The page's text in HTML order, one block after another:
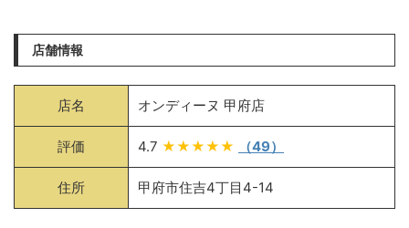
店舗情報
店名 オンディーヌ 甲府店
評価 4.7 ★★★★★ （49）
住所 甲府市住吉4丁目4-14